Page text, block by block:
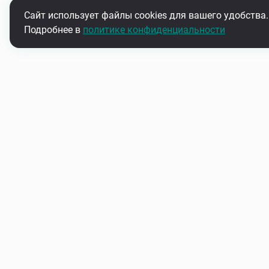
Сайт использует файлы cookies для вашего удобства.
Подробнее в политике конфиденциальности